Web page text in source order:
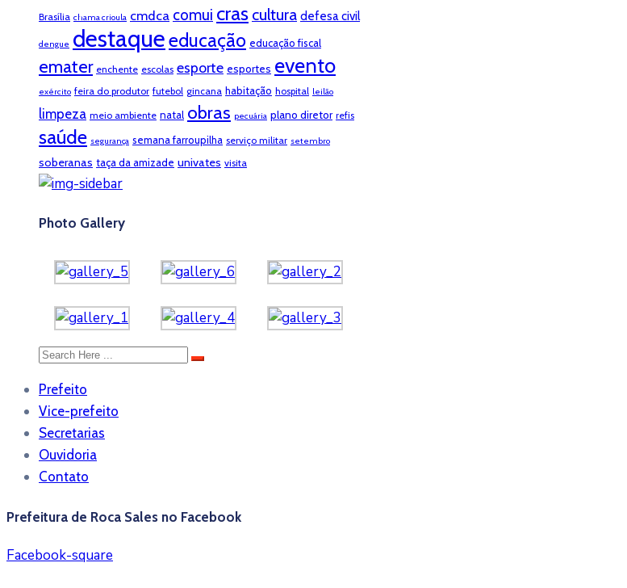
Brasília chama crioula cmdca comui cras cultura defesa civil
dengue destaqueeducação educação fiscal
emater enchente escolas esporte esportes evento
exército feira do produtor futebol gincana habitação hospital leilão
limpeza meio ambiente natal obras pecuária plano diretor refis
saúde segurança semana farroupilha serviço militar setembro
soberanas taça da amizade univates visita
Photo Gallery
Prefeito
Vice-prefeito
Secretarias
Ouvidoria
Contato
Prefeitura de Roca Sales no Facebook
Facebook-square